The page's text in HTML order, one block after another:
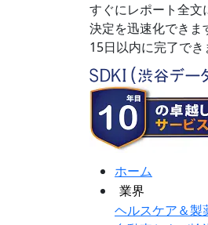
すぐにレポート全文
決定を迅速化できま
15日以内に完了でき
ホーム
業界
ヘルスケア＆製